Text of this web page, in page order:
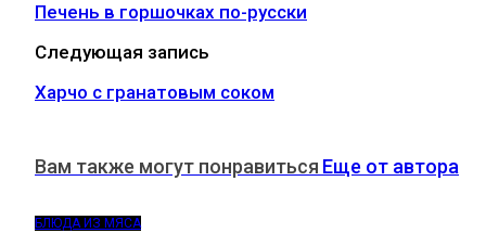
Печень в горшочках по-русски
Следующая запись
Харчо с гранатовым соком
Вам также могут понравиться Еще от автора
БЛЮДА ИЗ МЯСА